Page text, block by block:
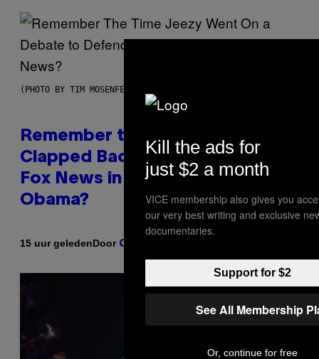
(PHOTO BY TIM MOSENFELDER/GETTY IMAGES)
Remember the Time Jeezy
Clapped Back at Bill O’Reilly and
Fox News in Defense of Barack
Obama?
15 uur geledenDoor Caleb Catlin
Kill the ads for
just $2 a month
VICE membership also gives you
our very best writing and exclusive
documentaries.
Support for $2
See All Membership
Or, continue for free